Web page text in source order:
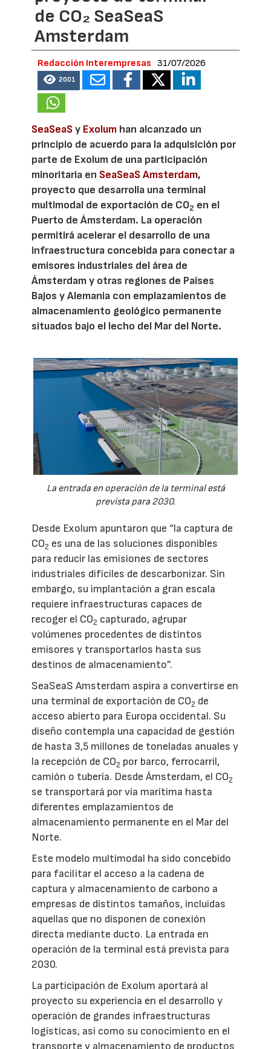
de CO₂ SeaSeaS
Amsterdam
Redacción Interempresas 31/07/2026
2001
SeaSeaSy Exolum han alcanzado un
principio de acuerdo para la adquisición por
parte de Exolum de una participación
minoritaria en SeaSeaS Amsterdam,
proyecto que desarrolla una terminal
multimodal de exportación de CO2 en el
Puerto de Ámsterdam. La operación
permitirá acelerar el desarrollo de una
infraestructura concebida para conectar a
emisores industriales del área de
Ámsterdam y otras regiones de Países
Bajos y Alemania con emplazamientos de
almacenamiento geológico permanente
situados bajo el lecho del Mar del Norte.
La entrada en operación de la terminal está
prevista para 2030.
Desde Exolum apuntaron que “la captura de
CO2 es una de las soluciones disponibles
para reducir las emisiones de sectores
industriales difíciles de descarbonizar. Sin
embargo, su implantación a gran escala
requiere infraestructuras capaces de
recoger el CO2 capturado, agrupar
volúmenes procedentes de distintos
emisores y transportarlos hasta sus
destinos de almacenamiento”.
SeaSeaS Amsterdam aspira a convertirse en
una terminal de exportación de CO2 de
acceso abierto para Europa occidental. Su
diseño contempla una capacidad de gestión
de hasta 3,5 millones de toneladas anuales y
la recepción de CO2 por barco, ferrocarril,
camión o tubería. Desde Ámsterdam, el CO2
se transportará por vía marítima hasta
diferentes emplazamientos de
almacenamiento permanente en el Mar del
Norte.
Este modelo multimodal ha sido concebido
para facilitar el acceso a la cadena de
captura y almacenamiento de carbono a
empresas de distintos tamaños, incluidas
aquellas que no disponen de conexión
directa mediante ducto. La entrada en
operación de la terminal está prevista para
2030.
La participación de Exolum aportará al
proyecto su experiencia en el desarrollo y
operación de grandes infraestructuras
logísticas, así como su conocimiento en el
transporte y almacenamiento de productos